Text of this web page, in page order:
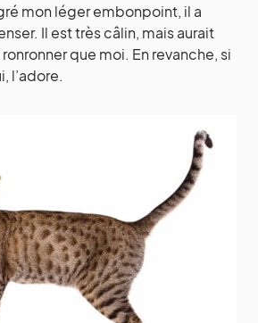
mon léger embonpoint, il a
Il est très câlin, mais aurait
que moi. En revanche, si
l’adore.